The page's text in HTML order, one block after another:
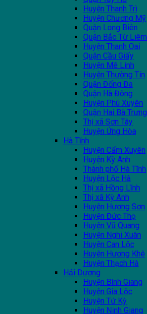
Huyện Thanh Trì
Huyện Chương Mỹ
Quận Long Biên
Quận Bắc Từ Liêm
Huyện Thanh Oai
Quận Cầu Giấy
Huyện Mê Linh
Huyện Thường Tín
Quận Đống Đa
Quận Hà Đông
Huyện Phú Xuyên
Quận Hai Bà Trưng
Thị xã Sơn Tây
Huyện Ứng Hòa
Hà Tĩnh
Huyện Cẩm Xuyên
Huyện Kỳ Anh
Thành phố Hà Tĩnh
Huyện Lộc Hà
Thị xã Hồng Lĩnh
Thị xã Kỳ Anh
Huyện Hương Sơn
Huyện Đức Thọ
Huyện Vũ Quang
Huyện Nghi Xuân
Huyện Can Lộc
Huyện Hương Khê
Huyện Thạch Hà
Hải Dương
Huyện Bình Giang
Huyện Gia Lộc
Huyện Tứ Kỳ
Huyện Ninh Giang